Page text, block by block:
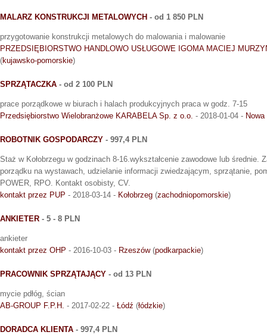
MALARZ KONSTRUKCJI METALOWYCH - od 1 850 PLN
przygotowanie konstrukcji metalowych do malowania i malowanie
PRZEDSIĘBIORSTWO HANDLOWO USŁUGOWE IGOMA MACIEJ
(kujawsko-pomorskie)
SPRZĄTACZKA - od 2 100 PLN
prace porządkowe w biurach i halach produkcyjnych praca w godz. 7-15
Przedsiębiorstwo Wielobranżowe KARABELA Sp. z o.o. - 2018-01-04 - Nowa
ROBOTNIK GOSPODARCZY - 997,4 PLN
Staż w Kołobrzegu w godzinach 8-16.wykształcenie zawodowe lub średnie.
porządku na wystawach, udzielanie informacji zwiedzającym, sprzątanie,
POWER, RPO. Kontakt osobisty, CV.
kontakt przez PUP - 2018-03-14 - Kołobrzeg (zachodniopomorskie)
ANKIETER - 5 - 8 PLN
ankieter
kontakt przez OHP - 2016-10-03 - Rzeszów(podkarpackie)
PRACOWNIK SPRZĄTAJĄCY - od 13 PLN
mycie pdłóg, ścian
AB-GROUP F.P.H. - 2017-02-22 - Łódź (łódzkie)
DORADCA KLIENTA - 997,4 PLN